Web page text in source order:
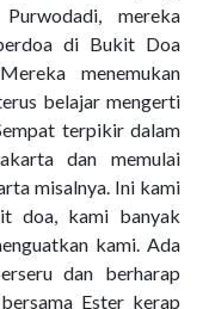
mereka
di Bukit Doa
menemukan
belajar mengerti
terpikir dalam
dan memulai
misalnya. Ini kami
doa, kami banyak
kami. Ada
dan berharap
Ester kerap